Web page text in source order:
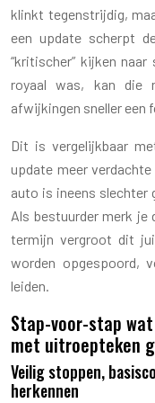
klinkt tegenstrijdig,
een update scherpt
“kritischer” kijken naar
royaal was, kan die
afwijkingen sneller een
Dit is vergelijkbaar
update meer
auto is ineens slechter
Als bestuurder merk je
termijn vergroot dit
worden opgespoord,
leiden.
Stap-voor-stap
met uitroepteken
Veilig stoppen,
herkennen